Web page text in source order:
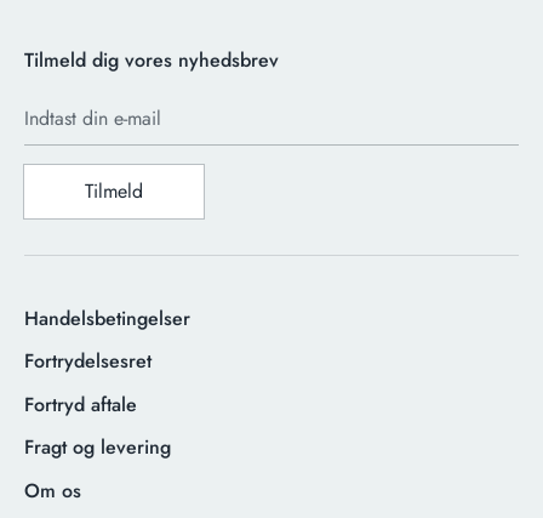
Tilmeld dig vores nyhedsbrev
Indtast din e-mail
Tilmeld
Handelsbetingelser
Fortrydelsesret
Fortryd aftale
Fragt og levering
Om os